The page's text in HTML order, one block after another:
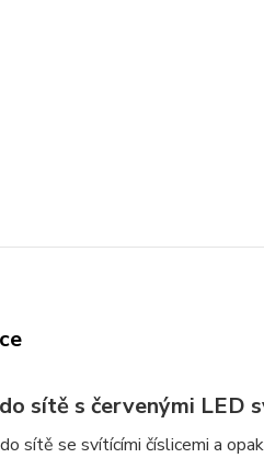
sítě s červenými LED
sítě se svítícími číslicemi a